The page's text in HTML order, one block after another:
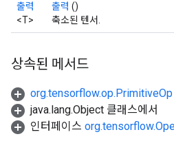
출력
<T>
출력 ()
축소된 텐서.
상속된 메서드
org.tensorflow.op.PrimitiveOp
java.lang.Object 클래스에서
인터페이스